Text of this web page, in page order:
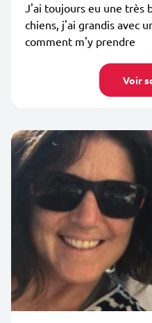
J'ai toujours eu une très
chiens, j'ai grandis avec
comment m'y prendre
Voir